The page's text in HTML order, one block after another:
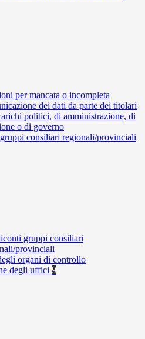
per mancata o incompleta
dei dati da parte dei titolari
politici, di amministrazione, di
o di governo
consiliari regionali/provinciali
gruppi consiliari
provinciali
organi di controllo
degli uffici 9